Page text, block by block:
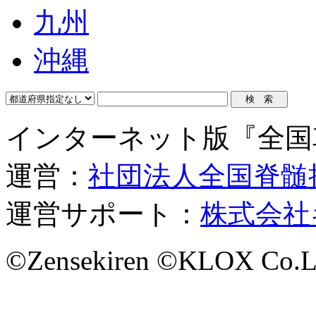
九州
沖縄
インターネット版『全
運営： 社団法人全国脊
運営サポート： 株式会
©Zensekiren ©KLOX